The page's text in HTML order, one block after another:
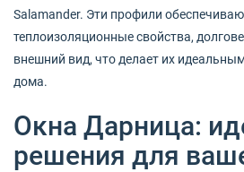
Salamander. Эти профили
теплоизоляционные свойства,
внешний вид, что делает их
дома.
Окна Дарница:
решения для